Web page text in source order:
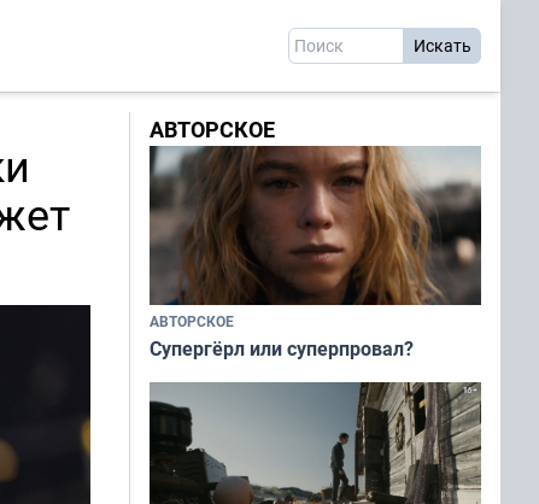
АВТОРСКОЕ
АВТОРСКОЕ
Супергёрл или суперпровал?